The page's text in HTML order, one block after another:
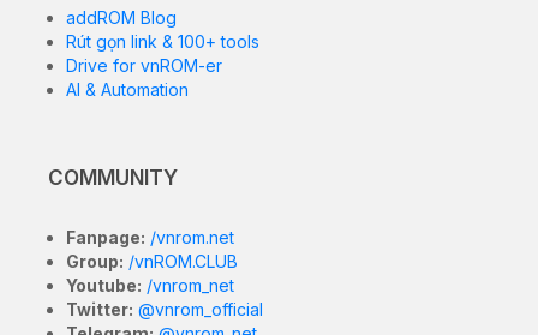
addROM Blog
Rút gọn link & 100+ tools
Drive for vnROM-er
AI & Automation
COMMUNITY
Fanpage: /vnrom.net
Group: /vnROM.CLUB
Youtube: /vnrom_net
Twitter: @vnrom_official